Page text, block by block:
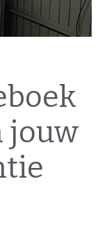
jouw